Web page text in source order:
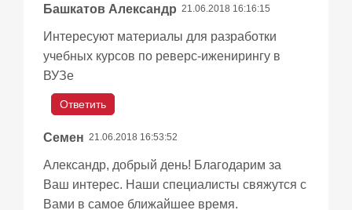
Башкатов Александр 21.06.2018 16:16:15
Интересуют материалы для разработки
учебных курсов по реверс-иженирингу в
ВУЗе
Ответить
Семен 21.06.2018 16:53:52
Александр, добрый день! Благодарим за
Ваш интерес. Наши специалисты свяжутся с
Вами в самое ближайшее время.